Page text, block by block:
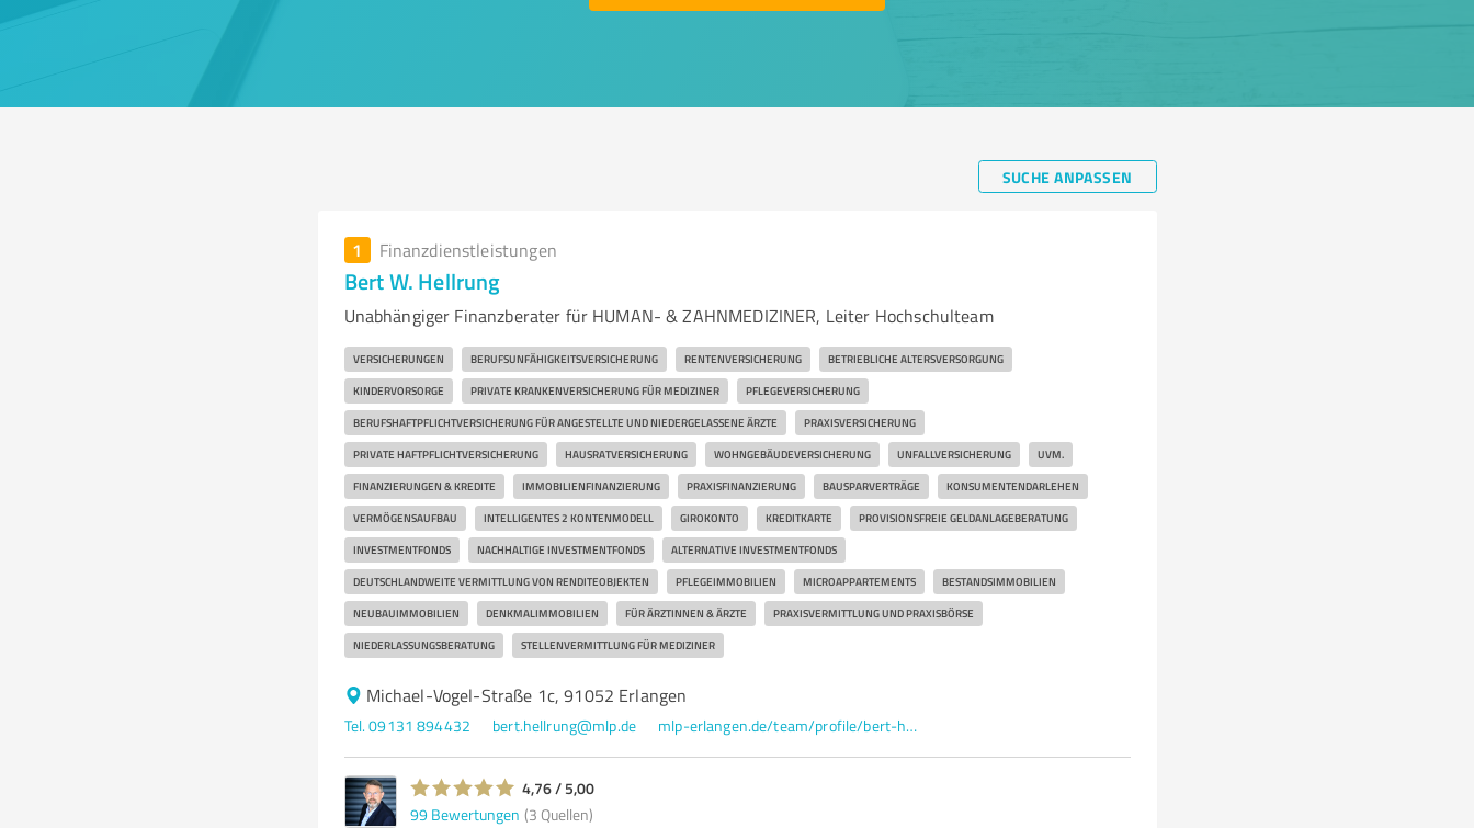
SUCHE ANPASSEN
1 Finanzdienstleistungen
Bert W. Hellrung
Unabhängiger Finanzberater für HUMAN- & ZAHNMEDIZINER, Leiter Hochschulteam
VERSICHERUNGEN BERUFSUNFÄHIGKEITSVERSICHERUNG RENTENVERSICHERUNG BETRIEBLICHE ALTERSVERSORGUNG
KINDERVORSORGE PRIVATE KRANKENVERSICHERUNG FÜR MEDIZINER PFLEGEVERSICHERUNG
BERUFSHAFTPFLICHTVERSICHERUNG FÜR ANGESTELLTE UND NIEDERGELASSENE ÄRZTE PRAXISVERSICHERUNG
PRIVATE HAFTPFLICHTVERSICHERUNG HAUSRATVERSICHERUNG WOHNGEBÄUDEVERSICHERUNG UNFALLVERSICHERUNG UVM.
FINANZIERUNGEN & KREDITE IMMOBILIENFINANZIERUNG PRAXISFINANZIERUNG BAUSPARVERTRÄGE KONSUMENTENDARLEHEN
VERMÖGENSAUFBAU INTELLIGENTES 2 KONTENMODELL GIROKONTO KREDITKARTE PROVISIONSFREIE GELDANLAGEBERATUNG
INVESTMENTFONDS NACHHALTIGE INVESTMENTFONDS ALTERNATIVE INVESTMENTFONDS
DEUTSCHLANDWEITE VERMITTLUNG VON RENDITEOBJEKTEN PFLEGEIMMOBILIEN MICROAPPARTEMENTS BESTANDSIMMOBILIEN
NEUBAUIMMOBILIEN DENKMALIMMOBILIEN FÜR ÄRZTINNEN & ÄRZTE PRAXISVERMITTLUNG UND PRAXISBÖRSE
NIEDERLASSUNGSBERATUNG STELLENVERMITTLUNG FÜR MEDIZINER
Michael-Vogel-Straße 1c, 91052 Erlangen
Tel. 09131 894432 bert.hellrung@mlp.de mlp-erlangen.de/team/profile/bert-hellrung/
4,76 / 5,00
99 Bewertungen (3 Quellen)